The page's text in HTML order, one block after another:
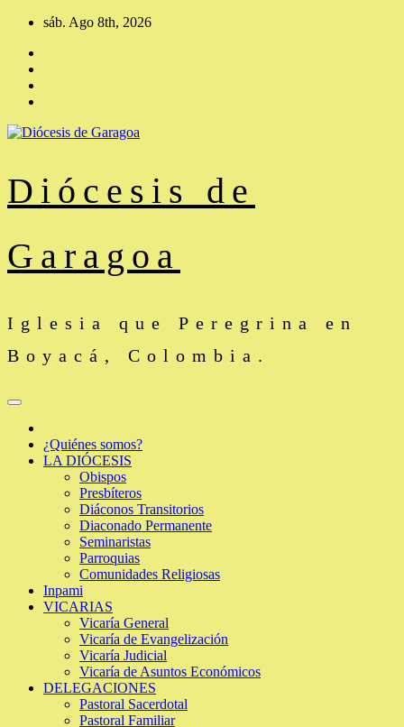
Saltar
contenido
sáb. Ago 8th, 2026
Diócesis de
Garagoa
Iglesia que Peregrina en
Boyacá, Colombia.
¿Quiénes somos?
LA DIÓCESIS
Obispos
Presbíteros
Diáconos Transitorios
Diaconado Permanente
Seminaristas
Parroquias
Comunidades Religiosas
Inpami
VICARIAS
Vicaría General
Vicaría de Evangelización
Vicaría Judicial
Vicaría de Asuntos Económicos
DELEGACIONES
Pastoral Sacerdotal
Pastoral Familiar